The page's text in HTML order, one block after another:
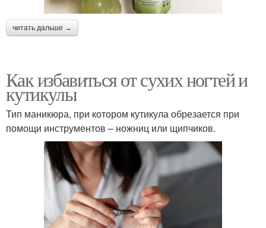
читать дальше →
Как избавиться от сухих ногтей и
кутикулы
Тип маникюра, при котором кутикула обрезается при
помощи инструментов – ножниц или щипчиков.